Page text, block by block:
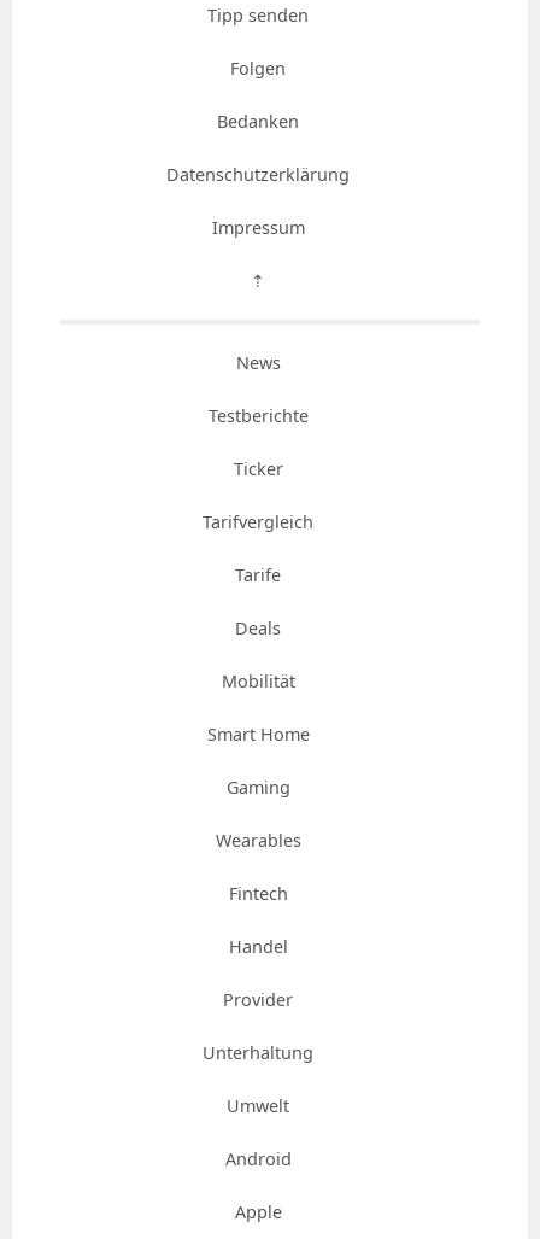
Tipp senden
Folgen
Bedanken
Datenschutzerklärung
Impressum
⇡
News
Testberichte
Ticker
Tarifvergleich
Tarife
Deals
Mobilität
Smart Home
Gaming
Wearables
Fintech
Handel
Provider
Unterhaltung
Umwelt
Android
Apple